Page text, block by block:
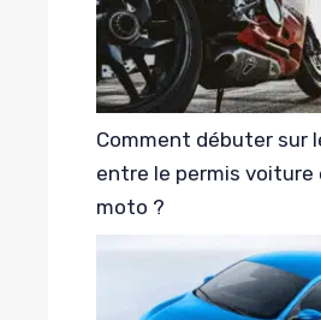
Comment débuter sur
entre le permis voiture
moto ?